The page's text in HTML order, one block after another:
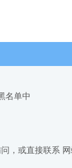
名单中
，或直接联系 网